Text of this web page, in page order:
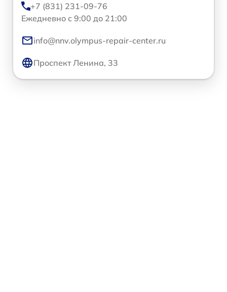
+7 (831) 231-09-76
Ежедневно с 9:00 до 21:00
info@nnv.olympus-repair-center.ru
Проспект Ленина, 33